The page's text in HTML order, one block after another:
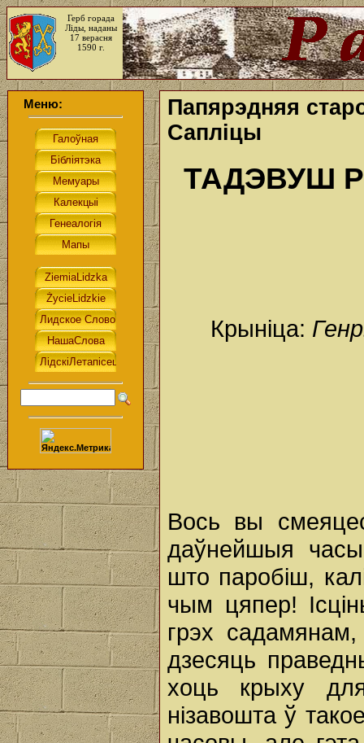
Герб горада
Ліды, наданы
17 верасня
1590 г.
Меню:
Папярэдняя
Сапліцы
ТАДЭВУШ
Крыніца:
Вось вы
даўнейшыя
што паробіш,
чым цяпер!
грэх
дзесяць
хоць крыху
нізавошта ў